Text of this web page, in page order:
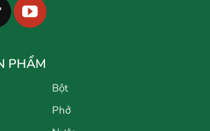
PHẨM
Bột
Phở